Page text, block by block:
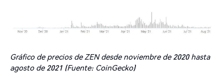
Gráfico de precios de ZEN desde noviembre de 2020 hasta
agosto de 2021 (Fuente: CoinGecko)